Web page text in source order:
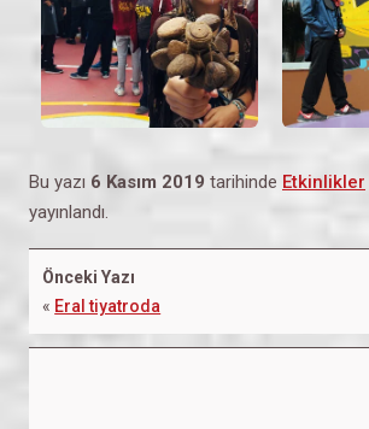
Bu yazı 6 Kasım 2019 tarihinde Etkinlikler
yayınlandı.
Önceki Yazı
« Eral tiyatroda